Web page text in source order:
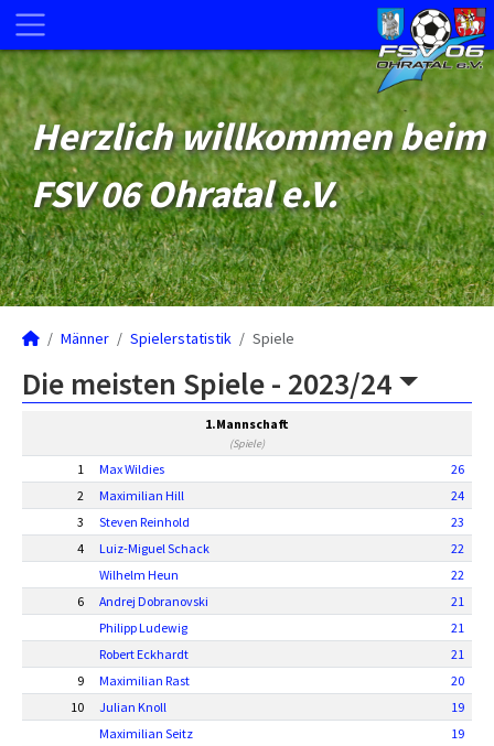
Herzlich willkommen beim
FSV 06 Ohratal e.V.
Männer Spielerstatistik Spiele
Die meisten Spiele - 2023/24
1.Mannschaft
(Spiele)
1 Max Wildies
26
2
Maximilian Hill
24
3
Steven Reinhold
23
4
Luiz-Miguel Schack
22
Wilhelm Heun
22
6
Andrej Dobranovski
21
Philipp Ludewig
21
Robert Eckhardt
21
9
Maximilian Rast
20
10
Julian Knoll
19
Maximilian Seitz
19